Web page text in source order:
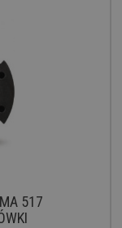
517